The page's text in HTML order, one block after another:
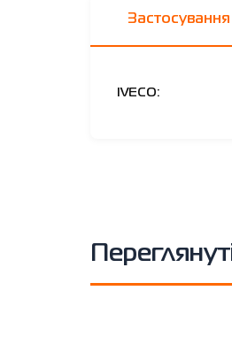
Застосування
IVECO: